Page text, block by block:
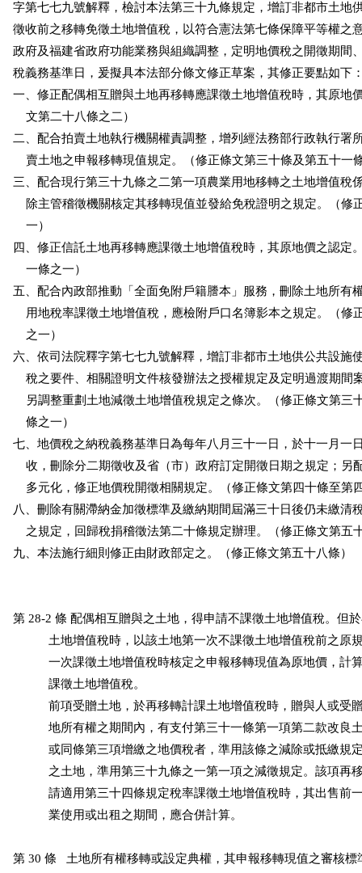
字第七七九號解釋，檢討本法第三十九條規定，增訂非都市土地
徵收前之移轉免徵土地增值稅，以符合憲法第七條保障平等權之
政府及福建省政府功能業務與組織調整，定明地價稅之開徵期間
稅義務基準日，爰擬具本法部分條文修正草案，其修正要點如下
一、修正配偶相互贈與土地再移轉應課徵土地增值稅時，其原地
    文第二十八條之二）
二、配合拍賣土地執行機關權責調整，增列經法務部行政執行署
賣土地之申報移轉現值規定。（修正條文第三十條及第五十一
三、配合現行第三十九條之二第一項農業用地移轉之土地增值稅
除主管稽徵機關核定其移轉現值並發給免稅證明之規定。（修
    一）
四、修正信託土地再移轉應課徵土地增值稅時，其原地價之認定
    一條之一）
五、配合內政部推動「全面免附戶籍謄本」服務，刪除土地所有
用地稅率課徵土地增值稅，應檢附戶口名簿影本之規定。（修
    之一）
六、依司法院釋字第七七九號解釋，增訂非都市土地供公共設施
稅之要件、相關證明文件核發辦法之授權規定及定明過渡期間
另調整重劃土地減徵土地增值稅規定之條次。（修正條文第三
    條之一）
七、地價稅之納稅義務基準日為每年八月三十一日，於十一月一
收，刪除分二期徵收及省（市）政府訂定開徵日期之規定；另
多元化，修正地價稅開徵相關規定。（修正條文第四十條至第
八、刪除有關滯納金加徵標準及繳納期間屆滿三十日後仍未繳清
之規定，回歸稅捐稽徵法第二十條規定辦理。（修正條文第五
九、本法施行細則修正由財政部定之。（修正條文第五十八條）
第 28-2 條 配偶相互贈與之土地，得申請不課徵土地增值稅。但
土地增值稅時，以該土地第一次不課徵土地增值稅前之原
一次課徵土地增值稅時核定之申報移轉現值為原地價，計
           課徵土地增值稅。
前項受贈土地，於再移轉計課土地增值稅時，贈與人或受
地所有權之期間內，有支付第三十一條第一項第二款改良
或同條第三項增繳之地價稅者，準用該條之減除或抵繳規
之土地，準用第三十九條之一第一項之減徵規定。該項再
請適用第三十四條規定稅率課徵土地增值稅時，其出售前
           業使用或出租之期間，應合併計算。
第 30 條   土地所有權移轉或設定典權，其申報移轉現值之審核標